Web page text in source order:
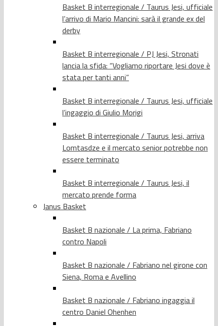
Basket B interregionale / Taurus Jesi, ufficiale
l’arrivo di Mario Mancini: sarà il grande ex del
derby
Basket B interregionale / PJ Jesi, Stronati
lancia la sfida: “Vogliamo riportare Jesi dove è
stata per tanti anni”
Basket B interregionale / Taurus Jesi, ufficiale
l’ingaggio di Giulio Morigi
Basket B interregionale / Taurus Jesi, arriva
Lomtasdze e il mercato senior potrebbe non
essere terminato
Basket B interregionale / Taurus Jesi, il
mercato prende forma
Janus Basket
Basket B nazionale / La prima, Fabriano
contro Napoli
Basket B nazionale / Fabriano nel girone con
Siena, Roma e Avellino
Basket B nazionale / Fabriano ingaggia il
centro Daniel Ohenhen